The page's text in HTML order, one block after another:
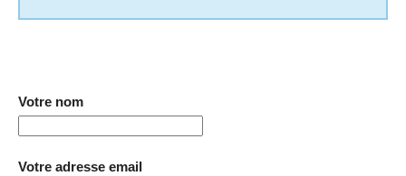
Votre nom
Votre adresse email